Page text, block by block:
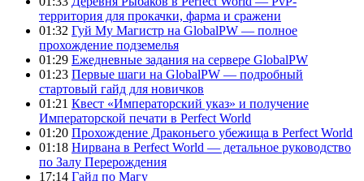
территория для прокачки, фарма и сражени
01:32 Гуй Му Магистр на GlobalPW — полное
прохождение подземелья
01:29 Ежедневные задания на сервере GlobalPW
01:23 Первые шаги на GlobalPW — подробный
стартовый гайд для новичков
01:21 Квест «Императорский указ» и получение
Императорской печати в Perfect World
01:20 Прохождение Драконьего убежища в Perfect World
01:18 Нирвана в Perfect World — детальное руководство
по Залу Перерождения
17:14 Гайд по Магу